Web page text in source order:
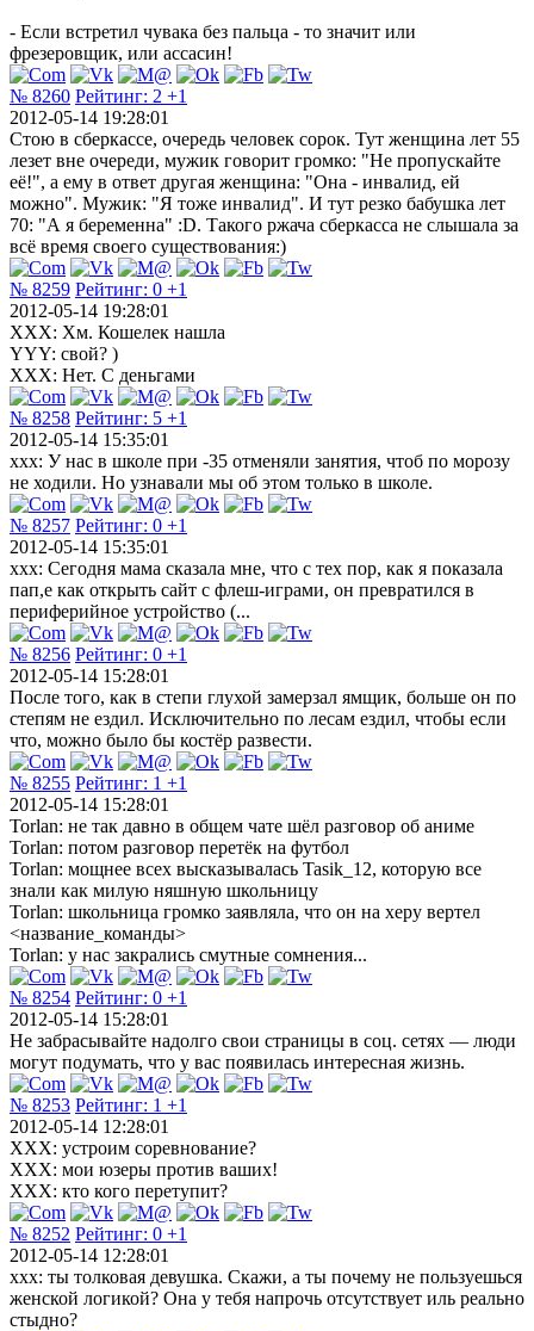
- Если встретил чувака без пальца - то значит или
фрезеровщик, или ассасин!
№ 8260 Рейтинг: 2 +1
2012-05-14 19:28:01
Стою в сберкассе, очередь человек сорок. Тут женщина лет 55
лезет вне очереди, мужик говорит громко: "Не пропускайте
её!", а ему в ответ другая женщина: "Она - инвалид, ей
можно". Мужик: "Я тоже инвалид". И тут резко бабушка лет
70: "А я беременна" :D. Такого ржача сберкасса не слышала за
всё время своего существования:)
№ 8259 Рейтинг: 0 +1
2012-05-14 19:28:01
XXX: Хм. Кошелек нашла
YYY: свой? )
XXX: Нет. С деньгами
№ 8258 Рейтинг: 5 +1
2012-05-14 15:35:01
ххх: У нас в школе при -35 отменяли занятия, чтоб по морозу
не ходили. Но узнавали мы об этом только в школе.
№ 8257 Рейтинг: 0 +1
2012-05-14 15:35:01
xxx: Сегодня мама сказала мне, что с тех пор, как я показала
пап,е как открыть сайт с флеш-играми, он превратился в
периферийное устройство (...
№ 8256 Рейтинг: 0 +1
2012-05-14 15:28:01
После того, как в степи глухой замерзал ямщик, больше он по
степям не ездил. Исключительно по лесам ездил, чтобы если
что, можно было бы костёр развести.
№ 8255 Рейтинг: 1 +1
2012-05-14 15:28:01
Torlan: не так давно в общем чате шёл разговор об аниме
Torlan: потом разговор перетёк на футбол
Torlan: мощнее всех высказывалась Tasik_12, которую все
знали как милую няшную школьницу
Torlan: школьница громко заявляла, что он на херу вертел
<название_команды>
Torlan: у нас закрались смутные сомнения...
№ 8254 Рейтинг: 0 +1
2012-05-14 15:28:01
Не забрасывайте надолго свои страницы в соц. сетях — люди
могут подумать, что у вас появилась интересная жизнь.
№ 8253 Рейтинг: 1 +1
2012-05-14 12:28:01
XXX: устроим соревнование?
XXX: мои юзеры против ваших!
XXX: кто кого перетупит?
№ 8252 Рейтинг: 0 +1
2012-05-14 12:28:01
ххх: ты толковая девушка. Скажи, а ты почему не пользуешься
женской логикой? Она у тебя напрочь отсутствует иль реально
стыдно?